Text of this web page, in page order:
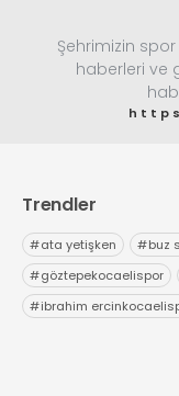
Şehrimizin
haberleri ve
Trendler
#ata yetişken #buz
#göztepekocaelispor
#ibrahim